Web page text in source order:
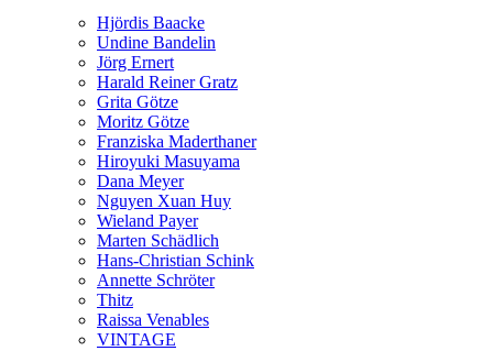
Hjördis Baacke
Undine Bandelin
Jörg Ernert
Harald Reiner Gratz
Grita Götze
Moritz Götze
Franziska Maderthaner
Hiroyuki Masuyama
Dana Meyer
Nguyen Xuan Huy
Wieland Payer
Marten Schädlich
Hans-Christian Schink
Annette Schröter
Thitz
Raissa Venables
VINTAGE